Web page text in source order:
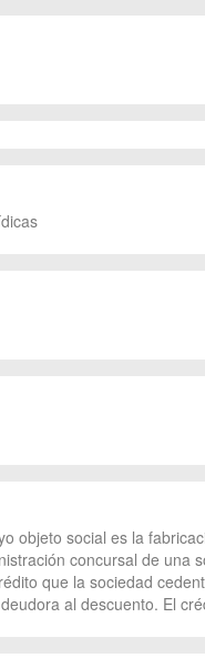
objeto social es la
concursal de
que la sociedad
al descuento. El